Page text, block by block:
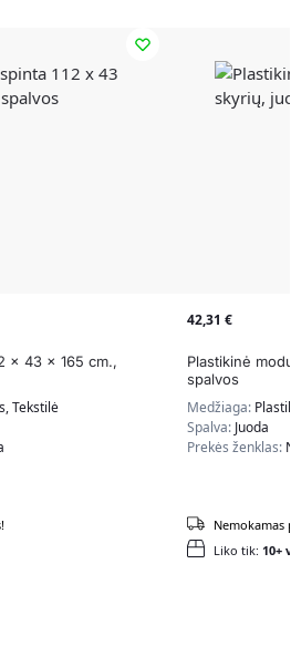
x 43 x 165 cm.,
Tekstilė
42,31 €
Plastikinė
spalvos
Medžiaga:
Spalva: Juoda
Prekės ženklas:
Liko tik: 10+
Nemokamas